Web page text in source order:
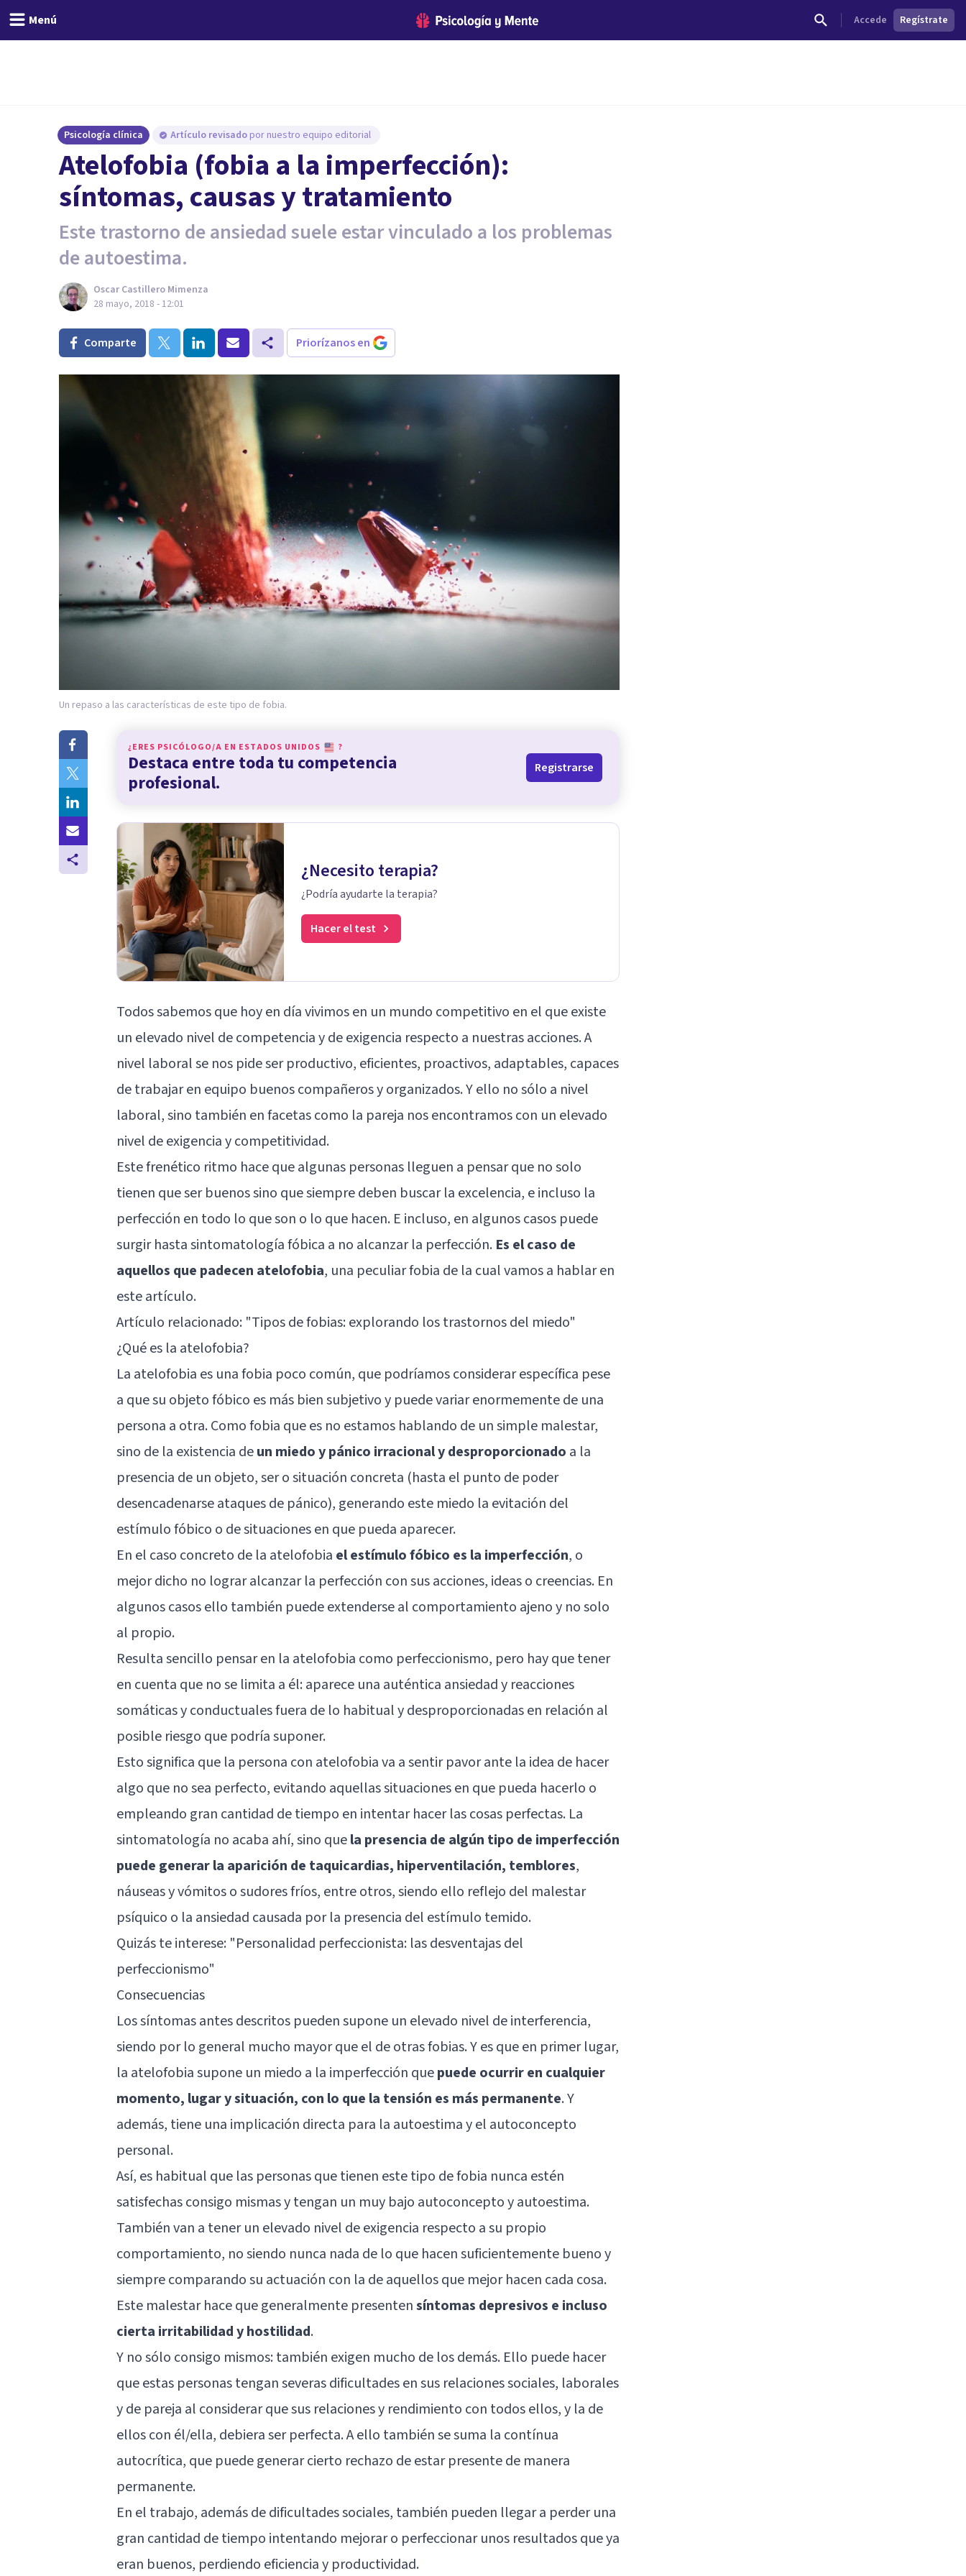
Menú Accede Regístrate
Psicología clínica Artículo revisado por nuestro equipo editorial
Atelofobia (fobia a la imperfección):
síntomas, causas y tratamiento
Este trastorno de ansiedad suele estar vinculado a los problemas
de autoestima.
Oscar Castillero Mimenza
28 mayo, 2018 - 12:01
Comparte Priorízanos en
Un repaso a las características de este tipo de fobia.
¿ERES PSICÓLOGO/A EN ESTADOS UNIDOS ?
Destaca entre toda tu competencia
profesional.
Registrarse
¿Necesito terapia?
¿Podría ayudarte la terapia?
Hacer el test
Todos sabemos que hoy en día vivimos en un mundo competitivo en el que existe
un elevado nivel de competencia y de exigencia respecto a nuestras acciones. A
nivel laboral se nos pide ser productivo, eficientes, proactivos, adaptables, capaces
de trabajar en equipo buenos compañeros y organizados. Y ello no sólo a nivel
laboral, sino también en facetas como la pareja nos encontramos con un elevado
nivel de exigencia y competitividad.
Este frenético ritmo hace que algunas personas lleguen a pensar que no solo
tienen que ser buenos sino que siempre deben buscar la excelencia, e incluso la
perfección en todo lo que son o lo que hacen. E incluso, en algunos casos puede
surgir hasta sintomatología fóbica a no alcanzar la perfección. Es el caso de
aquellos que padecen atelofobia, una peculiar fobia de la cual vamos a hablar en
este artículo.
Artículo relacionado: "Tipos de fobias: explorando los trastornos del miedo"
¿Qué es la atelofobia?
La atelofobia es una fobia poco común, que podríamos considerar específica pese
a que su objeto fóbico es más bien subjetivo y puede variar enormemente de una
persona a otra. Como fobia que es no estamos hablando de un simple malestar,
sino de la existencia deun miedo y pánico irracional y desproporcionado a la
presencia de un objeto, ser o situación concreta (hasta el punto de poder
desencadenarse ataques de pánico), generando este miedo la evitación del
estímulo fóbico o de situaciones en que pueda aparecer.
En el caso concreto de la atelofobia el estímulo fóbico es la imperfección, o
mejor dicho no lograr alcanzar la perfección con sus acciones, ideas o creencias. En
algunos casos ello también puede extenderse al comportamiento ajeno y no solo
al propio.
Resulta sencillo pensar en la atelofobia como perfeccionismo, pero hay que tener
en cuenta que no se limita a él: aparece una auténtica ansiedad y reacciones
somáticas y conductuales fuera de lo habitual y desproporcionadas en relación al
posible riesgo que podría suponer.
Esto significa que la persona con atelofobia va a sentir pavor ante la idea de hacer
algo que no sea perfecto, evitando aquellas situaciones en que pueda hacerlo o
empleando gran cantidad de tiempo en intentar hacer las cosas perfectas. La
sintomatología no acaba ahí, sino quela presencia de algún tipo de imperfección
puede generar la aparición de taquicardias, hiperventilación, temblores,
náuseas y vómitos o sudores fríos, entre otros, siendo ello reflejo del malestar
psíquico o la ansiedad causada por la presencia del estímulo temido.
Quizás te interese: "Personalidad perfeccionista: las desventajas del
perfeccionismo"
Consecuencias
Los síntomas antes descritos pueden supone un elevado nivel de interferencia,
siendo por lo general mucho mayor que el de otras fobias. Y es que en primer lugar,
la atelofobia supone un miedo a la imperfección quepuede ocurrir en cualquier
momento, lugar y situación, con lo que la tensión es más permanente. Y
además, tiene una implicación directa para la autoestima y el autoconcepto
personal.
Así, es habitual que las personas que tienen este tipo de fobia nunca estén
satisfechas consigo mismas y tengan un muy bajo autoconcepto y autoestima.
También van a tener un elevado nivel de exigencia respecto a su propio
comportamiento, no siendo nunca nada de lo que hacen suficientemente bueno y
siempre comparando su actuación con la de aquellos que mejor hacen cada cosa.
Este malestar hace que generalmente presentensíntomas depresivos e incluso
cierta irritabilidad y hostilidad.
Y no sólo consigo mismos: también exigen mucho de los demás. Ello puede hacer
que estas personas tengan severas dificultades en sus relaciones sociales, laborales
y de pareja al considerar que sus relaciones y rendimiento con todos ellos, y la de
ellos con él/ella, debiera ser perfecta. A ello también se suma la contínua
autocrítica, que puede generar cierto rechazo de estar presente de manera
permanente.
En el trabajo, además de dificultades sociales, también pueden llegar a perder una
gran cantidad de tiempo intentando mejorar o perfeccionar unos resultados que ya
eran buenos, perdiendo eficiencia y productividad.